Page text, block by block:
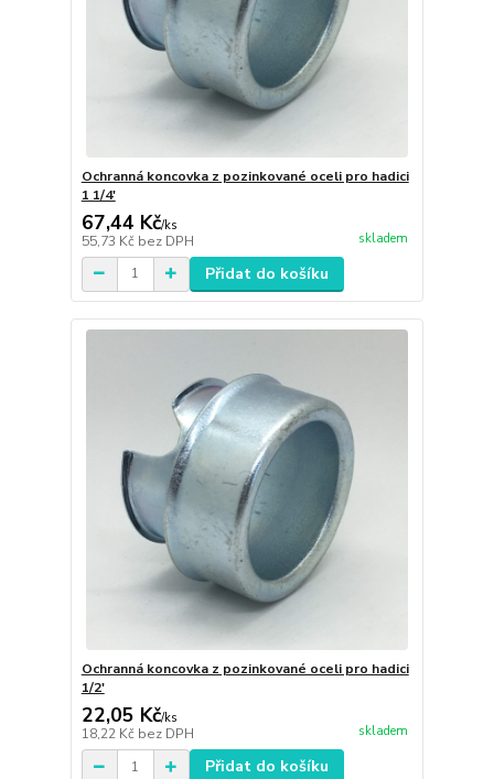
Ochranná koncovka z pozinkované oceli pro hadici
1 1/4'
67,44 Kč/ks
55,73 Kč bez DPH skladem
Přidat do košíku
Ochranná koncovka z pozinkované oceli pro hadici
1/2'
22,05 Kč/ks
18,22 Kč bez DPH skladem
Přidat do košíku